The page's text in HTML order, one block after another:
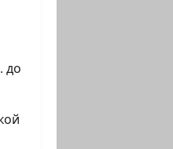
до